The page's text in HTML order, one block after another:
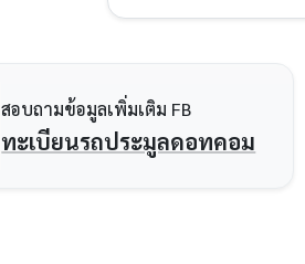
สอบถามข้อมูลเพิ่มเติม FB
ทะเบียนรถประมูลดอทคอม